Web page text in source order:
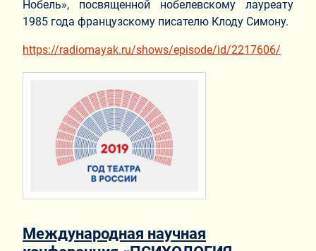
Нобель», посвященной нобелевскому лауреату
1985 года французскому писателю Клоду Симону.
https://radiomayak.ru/shows/episode/id/2217606/
Международная научная